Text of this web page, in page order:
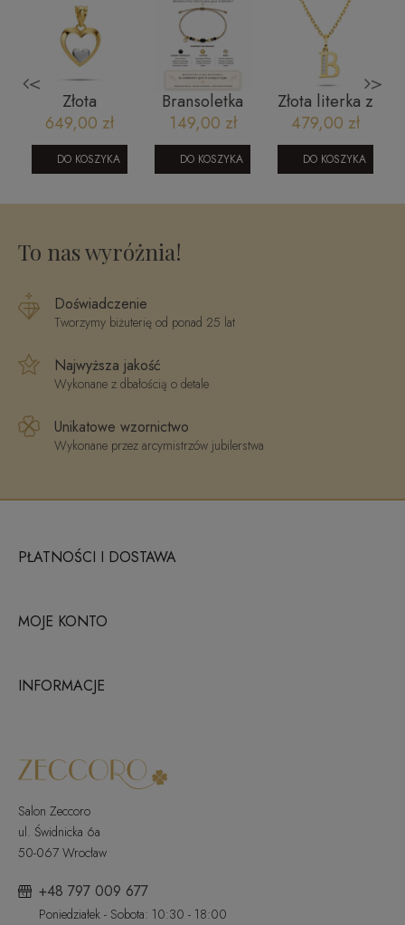
<
Złota
zawieszka
serce Young
060220247
649,00 zł
DO KOSZYKA
Bransoletka
na szczęście:
Bogactwo
czarny
turmalin,
cyrtyn, piryt
149,00 zł
DO KOSZYKA
Złota literka z
cyrkoniami B
479,00 zł
DO KOSZYKA
>
To nas wyróżnia!
Doświadczenie
Tworzymy biżuterię od ponad 25 lat
Najwyższa jakość
Wykonane z dbałością o detale
Unikatowe wzornictwo
Wykonane przez arcymistrzów jubilerstwa
PŁATNOŚCI I DOSTAWA
MOJE KONTO
INFORMACJE
Salon Zeccoro
ul. Świdnicka 6a
50-067 Wrocław
+48 797 009 677
Poniedziałek - Sobota: 10:30 - 18:00